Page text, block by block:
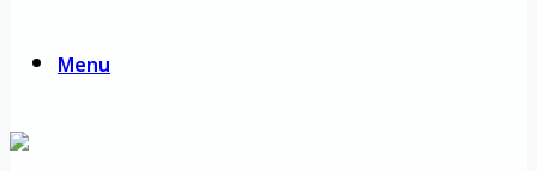
Menu